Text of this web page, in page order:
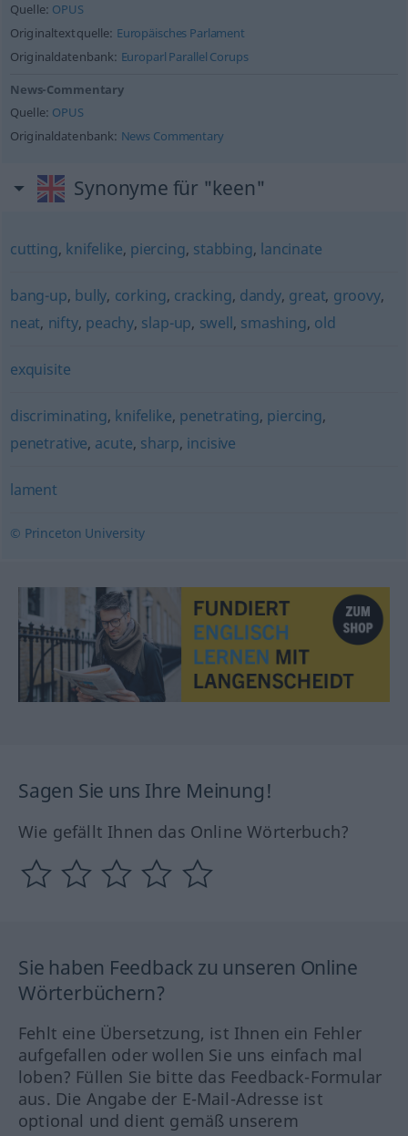
Quelle: OPUS
Originaltextquelle: Europäisches Parlament
Originaldatenbank: Europarl Parallel Corups
News-Commentary
Quelle: OPUS
Originaldatenbank: News Commentary
Synonyme für "keen"
cutting, knifelike, piercing, stabbing, lancinate
bang-up, bully, corking, cracking, dandy, great, groovy,
neat, nifty, peachy, slap-up, swell, smashing, old
exquisite
discriminating, knifelike, penetrating, piercing,
penetrative, acute, sharp, incisive
lament
© Princeton University
Sagen Sie uns Ihre Meinung!
Wie gefällt Ihnen das Online Wörterbuch?
Sie haben Feedback zu unseren Online
Wörterbüchern?
Fehlt eine Übersetzung, ist Ihnen ein Fehler
aufgefallen oder wollen Sie uns einfach mal
loben? Füllen Sie bitte das Feedback-Formular
aus. Die Angabe der E-Mail-Adresse ist
optional und dient gemäß unserem